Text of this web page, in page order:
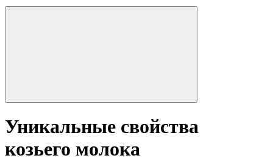
Уникальные свойства
козьего молока